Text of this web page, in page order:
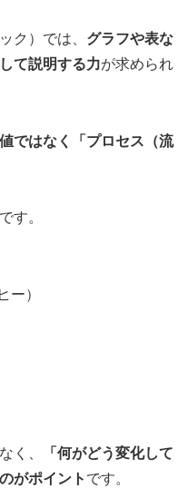
ク）では、 グラフや表な
て説明する力が求められ
ではなく「プロセス（流
す。
ー）
く、
「何がどう変化して
がポイント です。